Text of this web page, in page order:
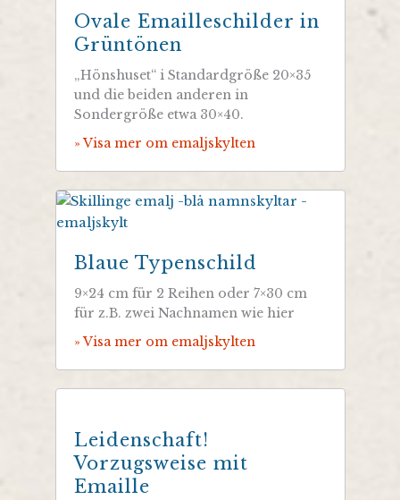
Ovale Emailleschilder in
Grüntönen
„Hönshuset“ i Standardgröße 20×35
und die beiden anderen in
Sondergröße etwa 30×40.
» Visa mer om emaljskylten
Blaue Typenschild
9×24 cm für 2 Reihen oder 7×30 cm
für z.B. zwei Nachnamen wie hier
» Visa mer om emaljskylten
Leidenschaft!
Vorzugsweise mit
Emaille